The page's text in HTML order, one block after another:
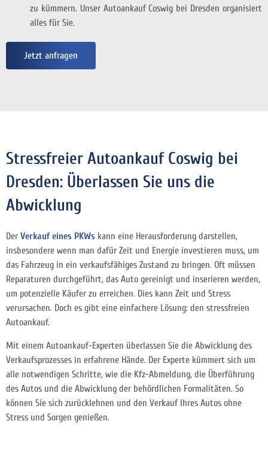
zu kümmern. Unser Autoankauf Coswig bei Dresden organisiert
alles für Sie.
Jetzt anfragen
Stressfreier Autoankauf Coswig bei
Dresden: Überlassen Sie uns die
Abwicklung
DerVerkauf eines PKWs kann eine Herausforderung darstellen,
insbesondere wenn man dafür Zeit und Energie investieren muss, um
das Fahrzeug in ein verkaufsfähiges Zustand zu bringen. Oft müssen
Reparaturen durchgeführt, das Auto gereinigt und inserieren werden,
um potenzielle Käufer zu erreichen. Dies kann Zeit und Stress
verursachen. Doch es gibt eine einfachere Lösung: den stressfreien
Autoankauf.
Mit einem Autoankauf-Experten überlassen Sie die Abwicklung des
Verkaufsprozesses in erfahrene Hände. Der Experte kümmert sich um
alle notwendigen Schritte, wie die Kfz-Abmeldung, die Überführung
des Autos und die Abwicklung der behördlichen Formalitäten. So
können Sie sich zurücklehnen und den Verkauf Ihres Autos ohne
Stress und Sorgen genießen.